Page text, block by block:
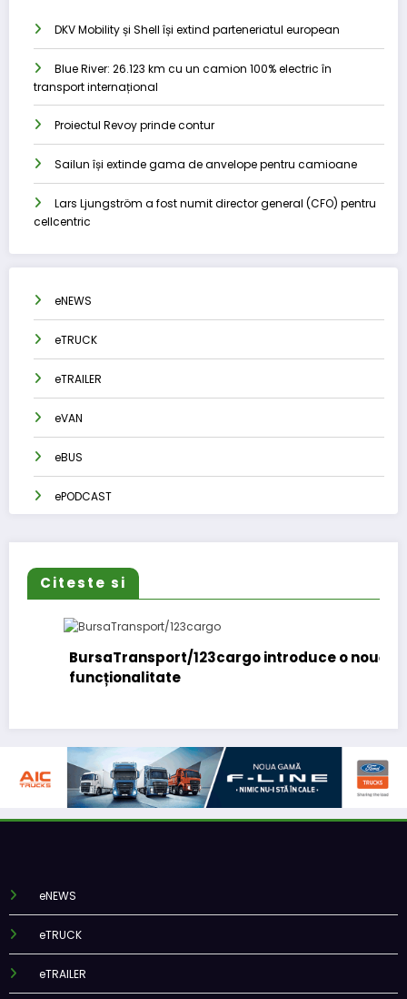
DKV Mobility și Shell își extind parteneriatul european
Blue River: 26.123 km cu un camion 100% electric în
transport internațional
Proiectul Revoy prinde contur
Sailun își extinde gama de anvelope pentru camioane
Lars Ljungström a fost numit director general (CFO) pentru
cellcentric
eNEWS
eTRUCK
eTRAILER
eVAN
eBUS
ePODCAST
Citeste si
BursaTransport/123cargo introduce o nouă
funcționalitate
eNEWS
eTRUCK
eTRAILER